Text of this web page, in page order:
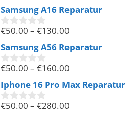
o
n
5
Samsung A16 Reparatur
0
o
n
5
€50.00 – €130.00
Samsung A56 Reparatur
0
o
n
5
€50.00 – €160.00
Iphone 16 Pro Max Reparatur
0
€50.00 – €280.00